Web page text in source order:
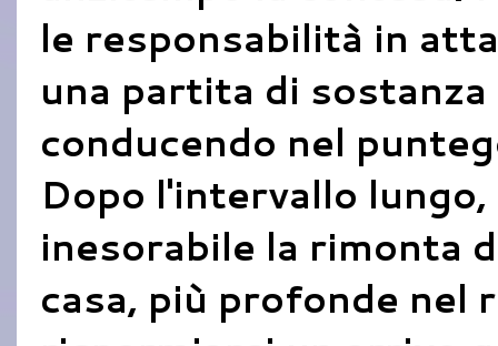
le responsabilità in
una partita di
conducendo nel
Dopo l'intervallo
inesorabile la rimonta
casa, più profonde nel